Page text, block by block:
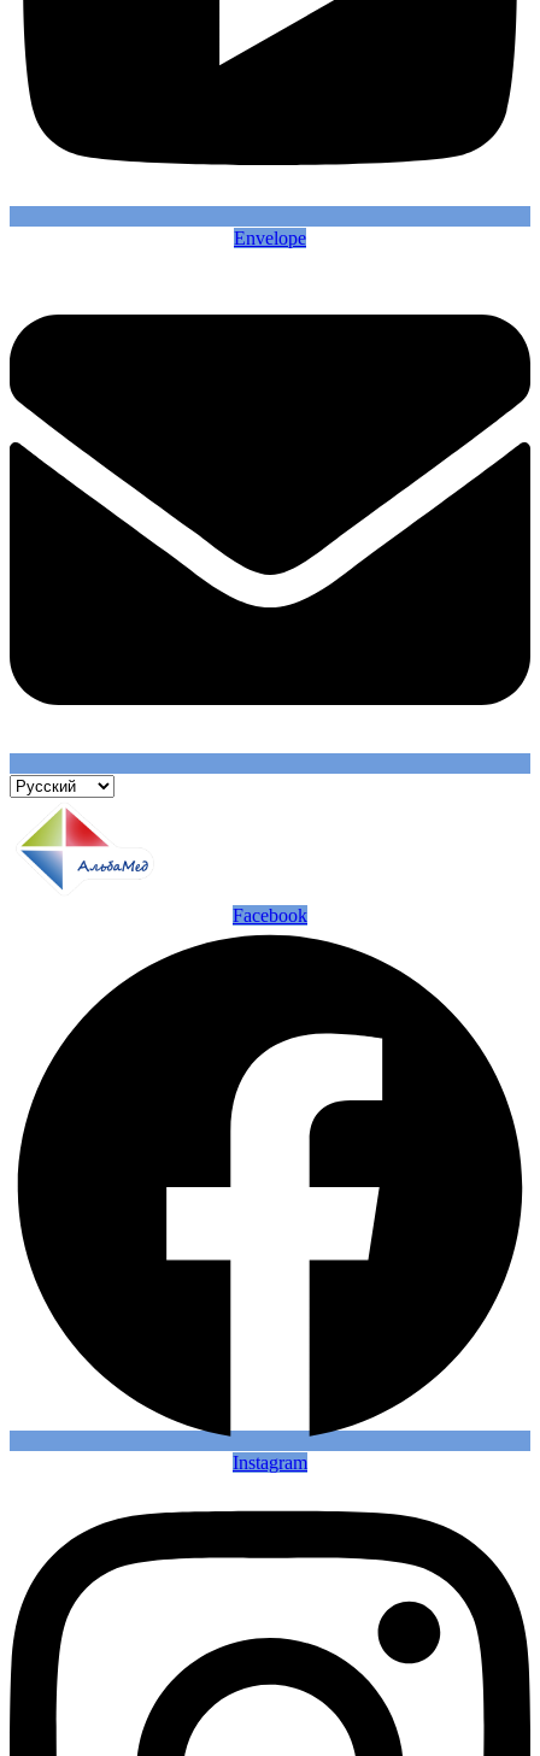
Envelope
Facebook
Instagram